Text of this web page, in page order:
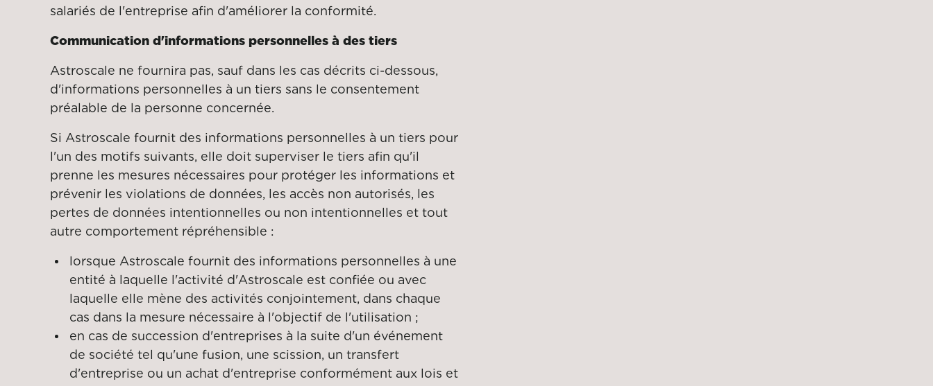
salariés de l'entreprise afin d'améliorer la conformité.
Communication d'informations personnelles à des tiers
Astroscale ne fournira pas, sauf dans les cas décrits ci-dessous,
d'informations personnelles à un tiers sans le consentement
préalable de la personne concernée.
Si Astroscale fournit des informations personnelles à un tiers pour
l'un des motifs suivants, elle doit superviser le tiers afin qu'il
prenne les mesures nécessaires pour protéger les informations et
prévenir les violations de données, les accès non autorisés, les
pertes de données intentionnelles ou non intentionnelles et tout
autre comportement répréhensible :
lorsque Astroscale fournit des informations personnelles à une
entité à laquelle l'activité d'Astroscale est confiée ou avec
laquelle elle mène des activités conjointement, dans chaque
cas dans la mesure nécessaire à l'objectif de l'utilisation ;
en cas de succession d'entreprises à la suite d'un événement
de société tel qu'une fusion, une scission, un transfert
d'entreprise ou un achat d'entreprise conformément aux lois et